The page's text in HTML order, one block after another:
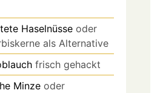
Haselnüsse oder
als Alternative
frisch gehackt
Minze oder